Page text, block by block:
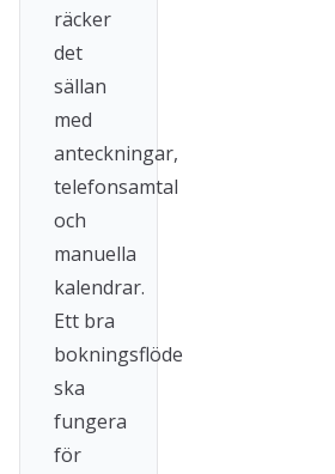
räcker
det
sällan
med
anteckningar,
telefonsamtal
och
manuella
kalendrar.
Ett bra
bokningsflöde
ska
fungera
för